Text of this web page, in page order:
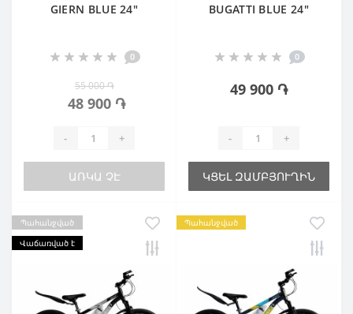
GIERN BLUE 24"
0
55 000 ֏
48 900 ֏
- +
ԱՌԿԱ ՉԷ
BUGATTI BLUE 24"
0
49 900 ֏
- +
ԿՑԵԼ ԶԱՄԲՅՈՒՂԻՆ
Պահանջված
Վաճառված է
Պահանջված